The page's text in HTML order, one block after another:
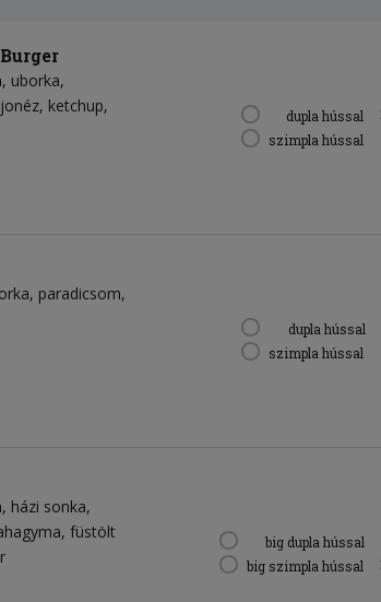
uborka
ketchup
dupla hússal
szimpla hússal
paradicsom
dupla hússal
szimpla hússal
házi sonka
füstölt
big dupla hússal
big szimpla hússal